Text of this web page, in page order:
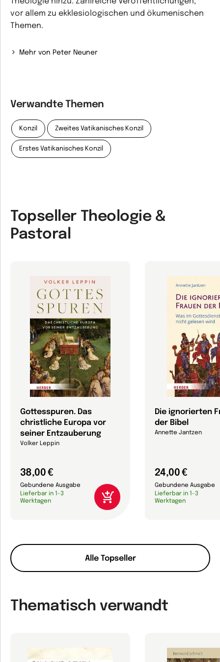
vor allem zu ekklesiologischen und ökumenischen
Themen.
Mehr von Peter Neuner
Verwandte Themen
Konzil Zweites Vatikanisches Konzil
Erstes Vatikanisches Konzil
Topseller Theologie &
Pastoral
Alle Topseller
Gottesspuren. Das
christliche Europa vor
seiner Entzauberung
Volker Leppin
38,00 €
Gebundene Ausgabe
Lieferbar in 1-3
Werktagen
Die ignorierten
der Bibel
Annette Jantzen
24,00 €
Gebundene Ausgabe
Lieferbar in 1-3
Werktagen
Thematisch verwandt